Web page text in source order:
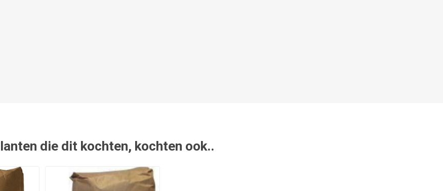
die dit kochten, kochten ook..